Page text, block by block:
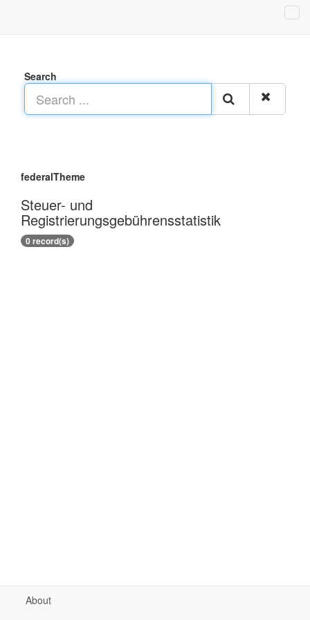
Search
federalTheme
Steuer- und
Registrierungsgebührensstatistik
0 record(s)
About